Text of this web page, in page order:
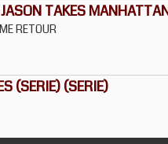
TAKES
RETOUR
(SERIE) (SERIE)